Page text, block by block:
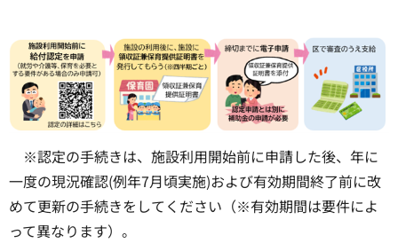
※認定の手続きは、施設利用開始前に申請した後、年に
一度の現況確認(例年7月頃実施)および有効期間終了前に改
めて更新の手続きをしてください（※有効期間は要件によ
って異なります）。